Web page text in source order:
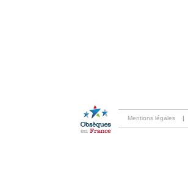
Mentions légales |